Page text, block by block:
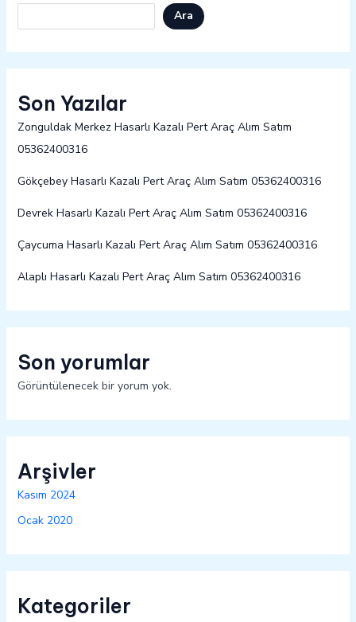
Ara
Son Yazılar
Zonguldak Merkez Hasarlı Kazalı Pert Araç Alım Satım
05362400316
Gökçebey Hasarlı Kazalı Pert Araç Alım Satım 05362400316
Devrek Hasarlı Kazalı Pert Araç Alım Satım 05362400316
Çaycuma Hasarlı Kazalı Pert Araç Alım Satım 05362400316
Alaplı Hasarlı Kazalı Pert Araç Alım Satım 05362400316
Son yorumlar
Görüntülenecek bir yorum yok.
Arşivler
Kasım 2024
Ocak 2020
Kategoriler